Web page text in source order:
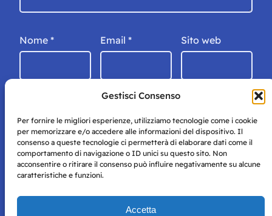
Gestisci Consenso
Per fornire le migliori esperienze, utilizziamo tecnologie come i cookie
per memorizzare e/o accedere alle informazioni del dispositivo. Il
consenso a queste tecnologie ci permetterà di elaborare dati come il
comportamento di navigazione o ID unici su questo sito. Non
acconsentire o ritirare il consenso può influire negativamente su alcune
caratteristiche e funzioni.
Accetta
Nome * Email * Sito web
Storie di Napoli è una testata registrata presso il tribunale di